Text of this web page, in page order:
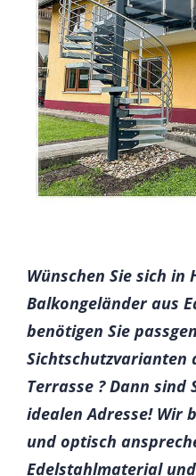
Wünschen Sie sich
Balkongeländer aus
benötigen Sie
Sichtschutzvarianten
Terrasse ? Dann sind
idealen Adresse! Wir
und optisch
Edelstahlmaterial